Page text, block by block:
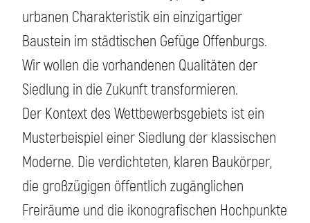
urbanen Charakteristik ein einzigartiger
Baustein im städtischen Gefüge Offenburgs.
Wir wollen die vorhandenen Qualitäten der
Siedlung in die Zukunft transformieren.
Der Kontext des Wettbewerbsgebiets ist ein
Musterbeispiel einer Siedlung der klassischen
Moderne. Die verdichteten, klaren Baukörper,
die großzügigen öffentlich zugänglichen
Freiräume und die ikonografischen Hochpunkte